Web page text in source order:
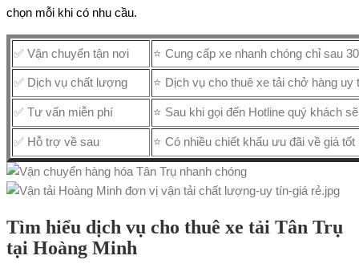
chọn mỗi khi có nhu cầu.
✅ Vận chuyển tận nơi ⭐ Cung cấp xe nhanh chóng chỉ sau
✅ Dịch vụ chất lượng ⭐ Dịch vụ cho thuê xe tải chở hàng
✅ Tư vấn miễn phí ⭐ Sau khi gọi đến Hotline quý khách
✅ Hỗ trợ về sau ⭐ Có nhiều chiết khấu ưu đãi về giá
Tìm hiểu dịch vụ cho thuê xe tải Tân Trụ
tại Hoàng Minh